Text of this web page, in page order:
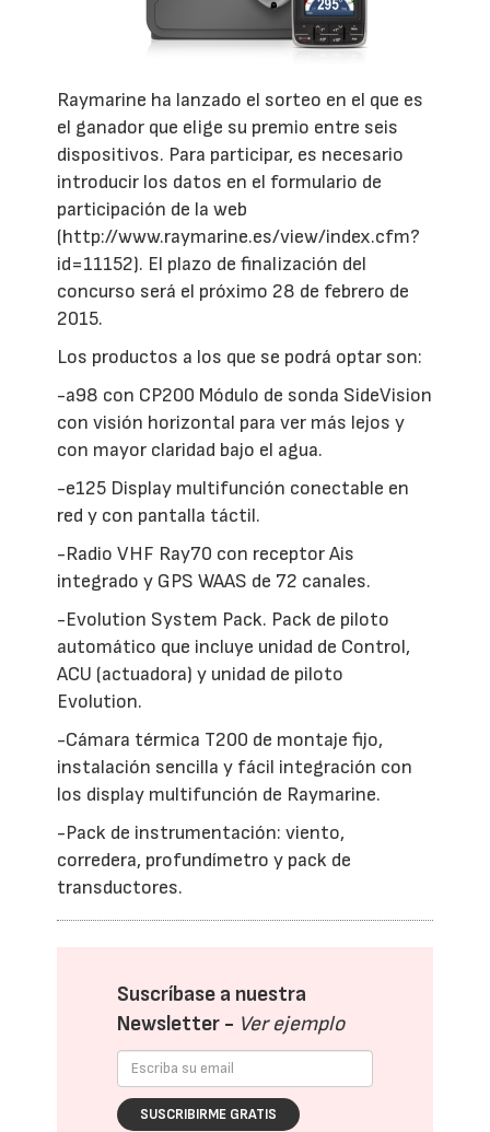
Raymarine ha lanzado el sorteo en el que es
el ganador que elige su premio entre seis
dispositivos. Para participar, es necesario
introducir los datos en el formulario de
participación de la web
(http://www.raymarine.es/view/index.cfm?
id=11152). El plazo de finalización del
concurso será el próximo 28 de febrero de
2015.
Los productos a los que se podrá optar son:
-a98 con CP200 Módulo de sonda SideVision
con visión horizontal para ver más lejos y
con mayor claridad bajo el agua.
-e125 Display multifunción conectable en
red y con pantalla táctil.
-Radio VHF Ray70 con receptor Ais
integrado y GPS WAAS de 72 canales.
-Evolution System Pack. Pack de piloto
automático que incluye unidad de Control,
ACU (actuadora) y unidad de piloto
Evolution.
-Cámara térmica T200 de montaje fijo,
instalación sencilla y fácil integración con
los display multifunción de Raymarine.
-Pack de instrumentación: viento,
corredera, profundímetro y pack de
transductores.
Suscríbase a nuestra
Newsletter - Ver ejemplo
SUSCRIBIRME GRATIS